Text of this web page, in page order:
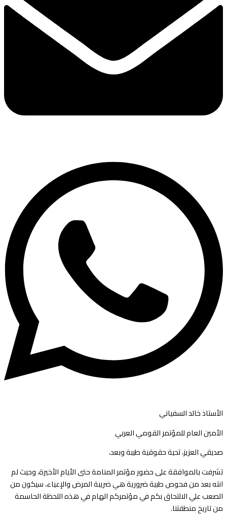
الأستاذ خالد السفياني
الأمين العام للمؤتمر القومي العربي
صديقي العزيز، تحية حقوقية طيبة وبعد،
تشرفت بالموافقة على حضور مؤتمر المنامة حتى الأيام الأخيرة، وحيث لم
انته بعد من فحوص طبية ضرورية هي ضريبة المرض والإعياء، سيكون من
الصعب علي الالتحاق بكم في مؤتمركم الهام في هذه اللحظة الحاسمة
من تاريخ منطقتنا.